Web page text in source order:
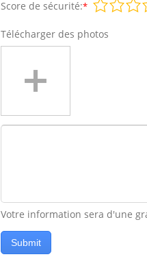
Score de sécurité:*
Télécharger des photos
Votre information sera d'une
Submit